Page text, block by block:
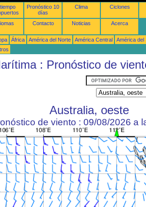
Pronóstico 10
días
Clima Ciclones
Contacto Noticias Acerca
África América del Norte América Central
América del
: Pronóstico de
Australia, oeste
de viento : 09/08/2026 a